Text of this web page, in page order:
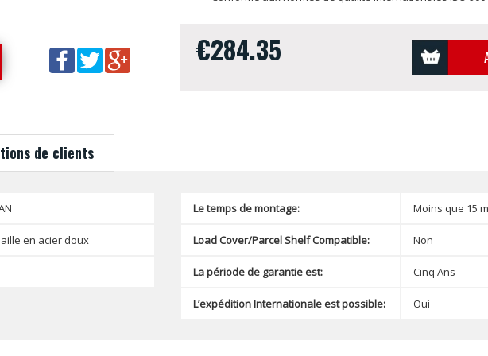
€284.35
de clients
en acier doux
Le temps de montage: Moins que 15
Load Cover/Parcel Shelf Compatible: Non
La période de garantie est: Cinq Ans
L’expédition Internationale est possible: Oui